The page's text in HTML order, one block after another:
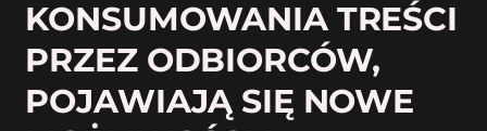
KONSUMOWANIA TREŚCI
PRZEZ ODBIORCÓW,
POJAWIAJĄ SIĘ NOWE